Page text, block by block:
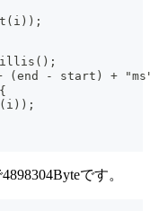
(end - start) +
です。